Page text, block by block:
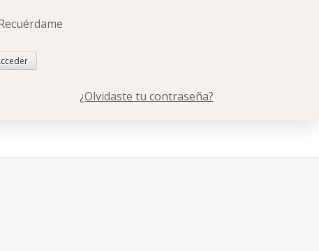
¿Olvidaste tu contraseña?